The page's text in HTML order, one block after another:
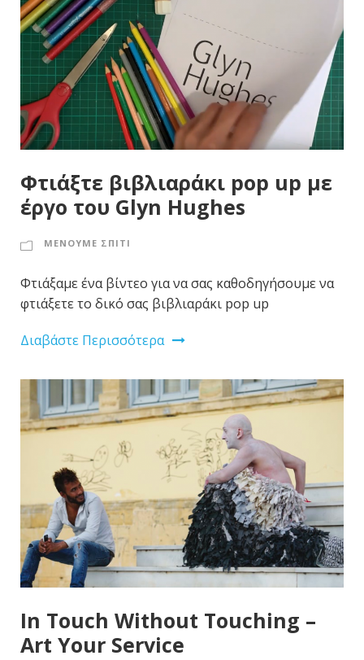
Φτιάξτε βιβλιαράκι pop up με
έργο του Glyn Hughes
ΜΕΝΟΥΜΕ ΣΠΙΤΙ
Φτιάξαμε ένα βίντεο για να σας καθοδηγήσουμε να
φτιάξετε το δικό σας βιβλιαράκι pop up
Διαβάστε Περισσότερα
In Touch Without Touching –
Art Your Service